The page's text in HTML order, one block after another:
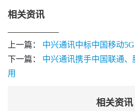
相关资讯
上一篇： 中兴通讯中标中国移动
下一篇： 中兴通讯携手中国联通
用
相关资讯